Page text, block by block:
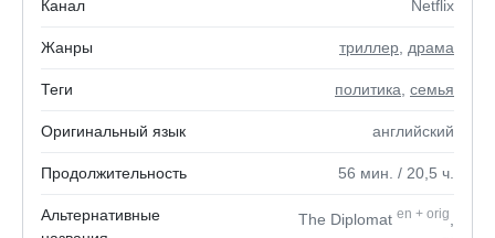
Канал Netflix
Жанры триллер драма
Теги политика семья
Оригинальный язык английский
Продолжительность 56 мин. / 20,5 ч.
Альтернативные
The Diplomat en + orig